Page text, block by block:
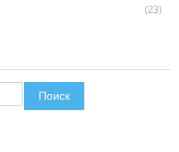
(23)